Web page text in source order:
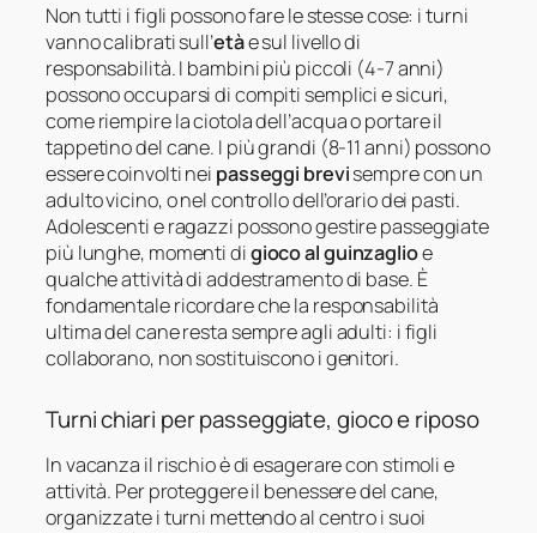
Non tutti i figli possono fare le stesse cose: i turni
vanno calibrati sull’etàe sul livello di
responsabilità. I bambini più piccoli (4-7 anni)
possono occuparsi di compiti semplici e sicuri,
come riempire la ciotola dell’acqua o portare il
tappetino del cane. I più grandi (8-11 anni) possono
essere coinvolti nei passeggi brevisempre con un
adulto vicino, o nel controllo dell’orario dei pasti.
Adolescenti e ragazzi possono gestire passeggiate
più lunghe, momenti digioco al guinzaglioe
qualche attività di addestramento di base. È
fondamentale ricordare che la responsabilità
ultima del cane resta sempre agli adulti: i figli
collaborano, non sostituiscono i genitori.
Turni chiari per passeggiate, gioco e riposo
In vacanza il rischio è di esagerare con stimoli e
attività. Per proteggere il benessere del cane,
organizzate i turni mettendo al centro i suoi